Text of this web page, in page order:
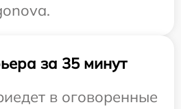
за 35 минут
в оговоренные